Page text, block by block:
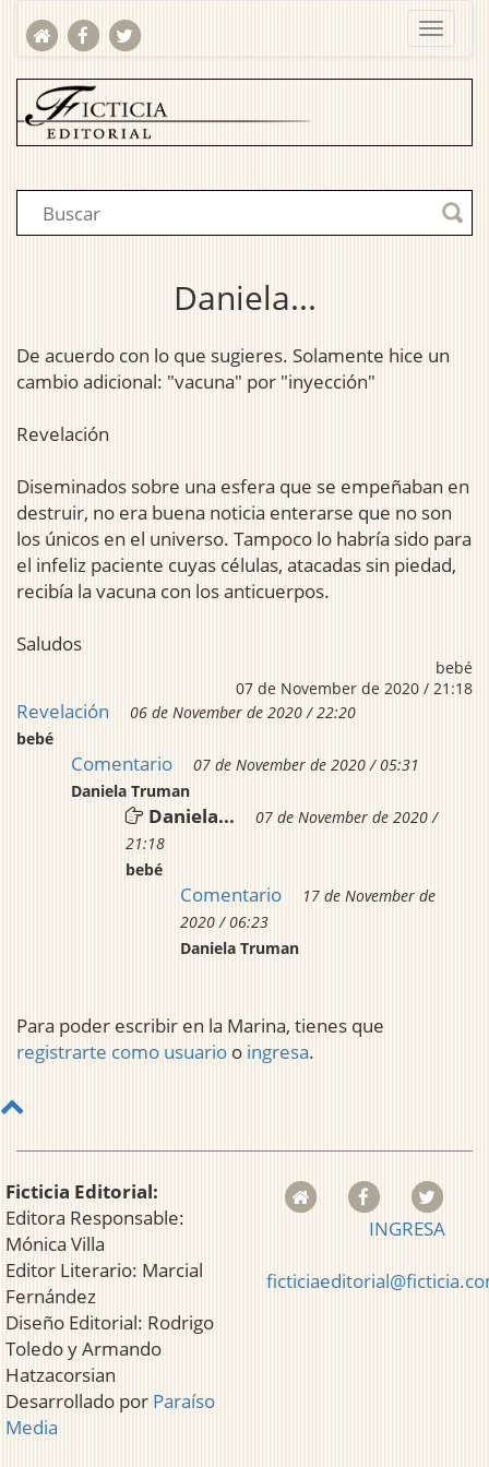
Daniela...
De acuerdo con lo que sugieres. Solamente hice un
cambio adicional: "vacuna" por "inyección"
Revelación
Diseminados sobre una esfera que se empeñaban en
destruir, no era buena noticia enterarse que no son
los únicos en el universo. Tampoco lo habría sido para
el infeliz paciente cuyas células, atacadas sin piedad,
recibía la vacuna con los anticuerpos.
Saludos
bebé
07 de November de 2020 / 21:18
Revelación
06 de November de 2020 / 22:20
bebé
Comentario
07 de November de 2020 / 05:31
Daniela Truman
Daniela...
07 de November de 2020 /
21:18
bebé
Comentario
17 de November de
2020 / 06:23
Daniela Truman
Para poder escribir en la Marina, tienes que
registrarte como usuario o ingresa.
Ficticia Editorial:
Editora Responsable:
Mónica Villa
Editor Literario: Marcial
Fernández
Diseño Editorial: Rodrigo
Toledo y Armando
Hatzacorsian
Desarrollado por Paraíso
Media
INGRESA